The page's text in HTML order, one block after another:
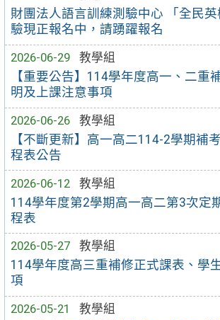
財團法人語言訓練測驗中心 「全民英
驗現正報名中，請踴躍報名
2026-06-29
教學組
【重要公告】114學年度高一、二重
明及上課注意事項
2026-06-26
教學組
【不斷更新】高一高二114-2學期補
程表公告
2026-06-12
教學組
114學年度第2學期高一高二第3次定
程表
2026-05-27
教學組
114學年度高三重補修正式課表、學
項
2026-05-21
教學組